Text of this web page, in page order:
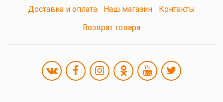
Доставка и оплата
Наш магазин
Контакты
Возврат товара